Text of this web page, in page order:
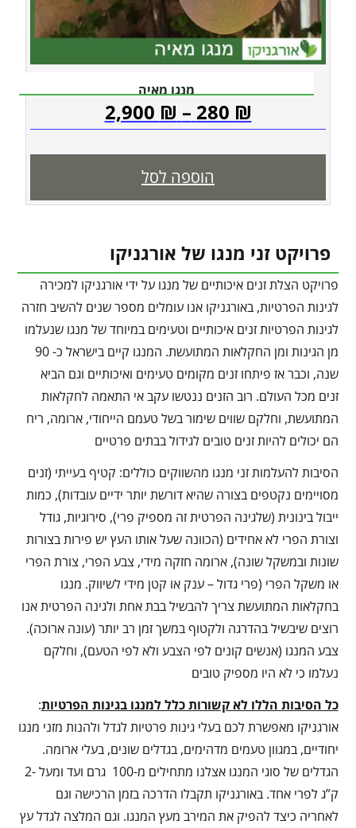
מנגו מאיה
280 ₪
–
2,900 ₪
הוספה לסל
פרויקט זני מנגו של אורגניקו
פרויקט הצלת זנים איכותיים של מנגו על ידי אורגניקו למכירה
לגינות הפרטיות, באורגניקו אנו עומלים מספר שנים להשיב חזרה
לגינות הפרטיות זנים איכותיים וטעימים במיוחד של מנגו שנעלמו
מן הגינות ומן החקלאות המתועשת. המנגו קיים בישראל כ- 90
שנה, וכבר אז פיתחו זנים מקומים טעימים ואיכותיים וגם הביא
זנים מכל העולם. רוב הזנים ננטשו עקב אי התאמה לחקלאות
המתועשת, וחלקם שווים שימור בשל טעמם הייחודי, ארומה, ריח
הם יכולים להיות זנים טובים לגידול בבתים פרטיים
הסיבות להעלמות זני מנגו מהשווקים כוללים: קטיף בעייתי (זנים
מסויימים נקטפים בצורה שהיא דורשת יותר ידיים עובדות), כמות
ייבול בינונית (שלגינה הפרטית זה מספיק פרי), סירוגיות, גודל
וצורת הפרי לא אחידים (הכוונה שעל אותו העץ יש פירות בצורות
שונות ובמשקל שונה), ארומה חזקה מידי, צבע הפרי, צורת הפרי
או משקל הפרי (פרי גדול – ענק או קטן מידי לשיווק. מנגו
בחקלאות המתועשת צריך להבשיל בבת אחת ולגינה הפרטית אנו
רוצים שיבשיל בהדרגה ולקטוף במשך זמן רב יותר (עונה ארוכה).
צבע המנגו (אנשים קונים לפי הצבע ולא לפי הטעם), וחלקם
נעלמו כי לא היו מספיק טובים
כל הסיבות הללו לא קשורות כלל למנגו בגינות הפרטיות:
אורגניקו מאפשרת לכם בעלי גינות פרטיות לגדל ולהנות מזני מנגו
יחודיים, במגוון טעמים מדהימים, בגדלים שונים, בעלי ארומה.
הגדלים של סוגי המנגו אצלנו מתחילים מ-100 גרם ועד ומעל -2
ק”ג לפרי אחד. באורגניקו תקבלו הדרכה בזמן הרכישה וגם
לאחריה כיצד להפיק את המירב מעץ המנגו. וגם המלצה לגדל עץ